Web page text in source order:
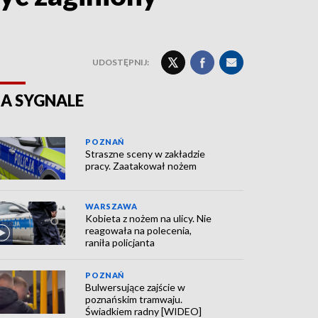
UDOSTĘPNIJ:
SYGNALE
POZNAŃ
Straszne sceny w zakładzie
pracy. Zaatakował nożem
WARSZAWA
Kobieta z nożem na ulicy. Nie
reagowała na polecenia,
raniła policjanta
POZNAŃ
Bulwersujące zajście w
poznańskim tramwaju.
Świadkiem radny [WIDEO]